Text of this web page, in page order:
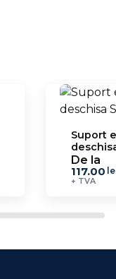
Suport
De la
117.00
+ TVA